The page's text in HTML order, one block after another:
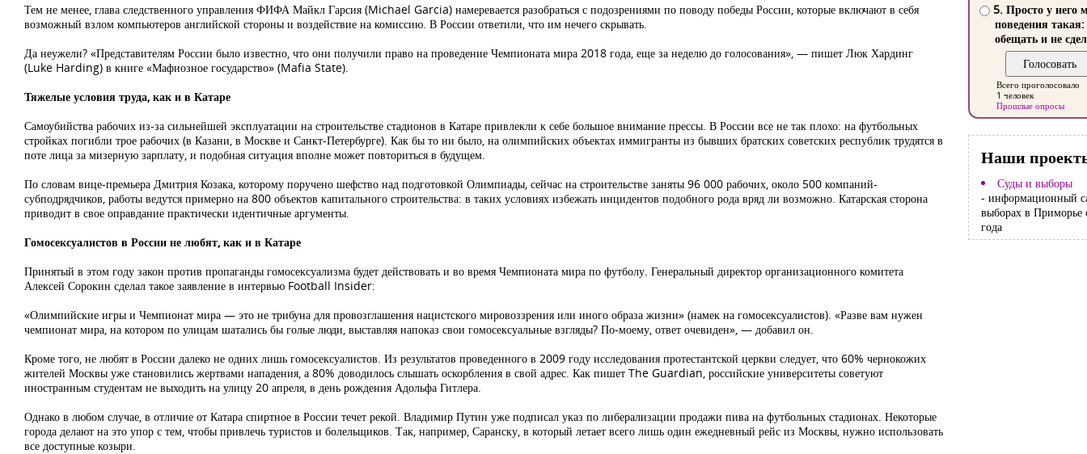
Тем не менее, глава следственного управления ФИФА Майкл Гарсия (Michael Garcia) намеревается разобраться с подозрениями по поводу победы России, которые включают в себя
возможный взлом компьютеров английской стороны и воздействие на комиссию. В России ответили, что им нечего скрывать.
Да неужели? «Представителям России было известно, что они получили право на проведение Чемпионата мира 2018 года, еще за неделю до голосования», — пишет Люк Хардинг
(Luke Harding) в книге «Мафиозное государство» (Mafia State).
Тяжелые условия труда, как и в Катаре
Самоубийства рабочих из-за сильнейшей эксплуатации на строительстве стадионов в Катаре привлекли к себе большое внимание прессы. В России все не так плохо: на футбольных
стройках погибли трое рабочих (в Казани, в Москве и Санкт-Петербурге). Как бы то ни было, на олимпийских объектах иммигранты из бывших братских советских республик трудятся в
поте лица за мизерную зарплату, и подобная ситуация вполне может повториться в будущем.
По словам вице-премьера Дмитрия Козака, которому поручено шефство над подготовкой Олимпиады, сейчас на строительстве заняты 96 000 рабочих, около 500 компаний-
субподрядчиков, работы ведутся примерно на 800 объектов капитального строительства: в таких условиях избежать инцидентов подобного рода вряд ли возможно. Катарская сторона
приводит в свое оправдание практически идентичные аргументы.
Гомосексуалистов в России не любят, как и в Катаре
Принятый в этом году закон против пропаганды гомосексуализма будет действовать и во время Чемпионата мира по футболу. Генеральный директор организационного комитета
Алексей Сорокин сделал такое заявление в интервью Football Insider:
«Олимпийские игры и Чемпионат мира — это не трибуна для провозглашения нацистского мировоззрения или иного образа жизни» (намек на гомосексуалистов). «Разве вам нужен
чемпионат мира, на котором по улицам шатались бы голые люди, выставляя напоказ свои гомосексуальные взгляды? По-моему, ответ очевиден», — добавил он.
Кроме того, не любят в России далеко не одних лишь гомосексуалистов. Из результатов проведенного в 2009 году исследования протестантской церкви следует, что 60% чернокожих
жителей Москвы уже становились жертвами нападения, а 80% доводилось слышать оскорбления в свой адрес. Как пишет The Guardian, российские университеты советуют
иностранным студентам не выходить на улицу 20 апреля, в день рождения Адольфа Гитлера.
Однако в любом случае, в отличие от Катара спиртное в России течет рекой. Владимир Путин уже подписал указ по либерализации продажи пива на футбольных стадионах. Некоторые
города делают на это упор с тем, чтобы привлечь туристов и болельщиков. Так, например, Саранску, в который летает всего лишь один ежедневный рейс из Москвы, нужно использовать
все доступные козыри.
5. Просто у него
поведения такая:
обещать и не
Всего проголосовало
1 человек
Прошлые опросы
Наши
Суды и выборы
- информационный
выборах в Приморье
года